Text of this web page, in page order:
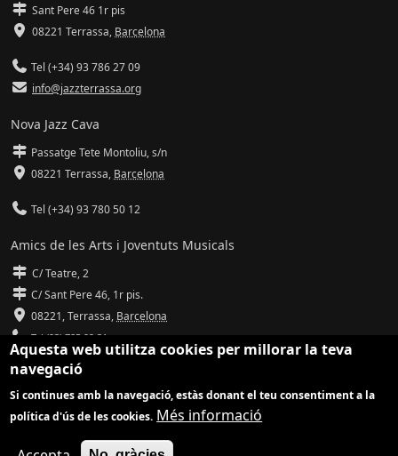
Sant Pere 46 1r pis
08221 Terrassa, Barcelona
Tel (+34) 93 786 27 09
info@jazzterrassa.org
Nova Jazz Cava
Passatge Tete Montoliu, s/n
08221 Terrassa, Barcelona
Tel (+34) 93 780 50 12
Amics de les Arts i Joventuts Musicals
C/ Teatre, 2
C/ Sant Pere 46, 1r pis.
08221,Terrassa, Barcelona
Tel (93) 785 92 31
info@amicsdelesarts-jjmm.cat
www.amicsdelesarts-jjmm.cat
Adaptació de
Aquesta web utilitza cookies per millorar la teva
navegació
Si continues amb la navegació, estàs donant el teu consentiment a la
política d'ús de les cookies. Més informació